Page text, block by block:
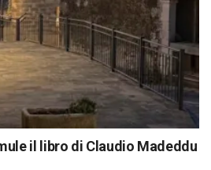
il libro di Claudio Madeddu